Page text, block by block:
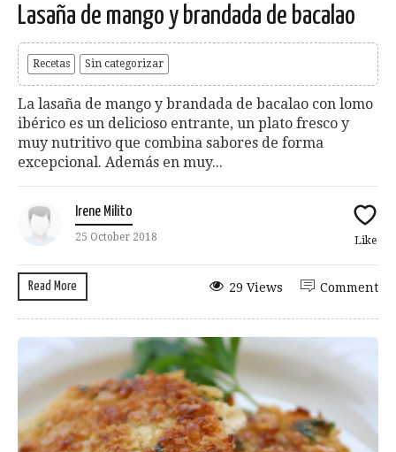
Lasaña de mango y brandada de bacalao
Recetas Sin categorizar
La lasaña de mango y brandada de bacalao con lomo
ibérico es un delicioso entrante, un plato fresco y
muy nutritivo que combina sabores de forma
excepcional. Además en muy...
Irene Milito
25 October 2018 Like
Read More Comment
29 Views